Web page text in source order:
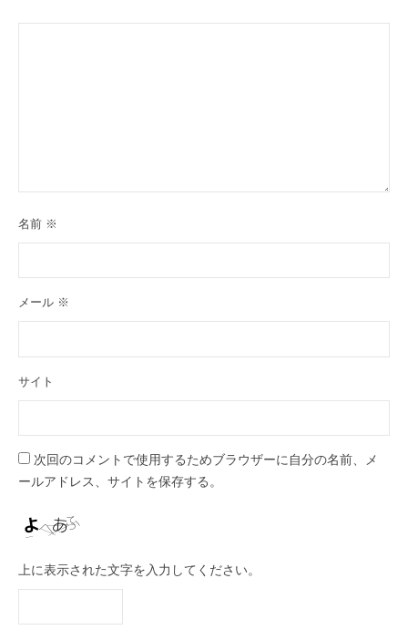
名前 ※
メール ※
サイト
次回のコメントで使用するためブラウザーに自分の名前、メ
ールアドレス、サイトを保存する。
上に表示された文字を入力してください。